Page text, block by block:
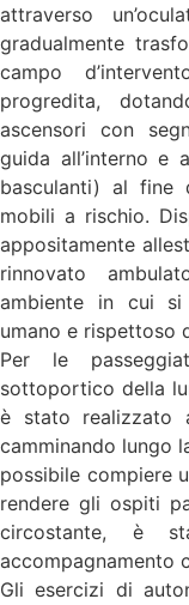
attraverso
gradualmente
campo
progredita,
ascensori con
guida all’interno e
basculanti) al fine
mobili a rischio.
appositamente
rinnovato
ambiente in cui
umano e rispettoso
Per le
sottoportico della
è stato realizzato
camminando lungo
possibile compiere
rendere gli ospiti
circostante, è
accompagnamento
Gli esercizi di